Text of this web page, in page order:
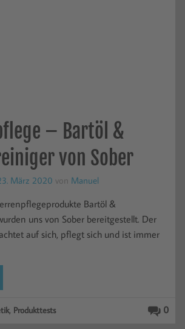
– Bartöl &
von Sober
März 2020 von Manuel
Bartöl &
uns von Sober bereitgestellt. Der
auf sich, pflegt sich und ist immer
0
, Produkttests